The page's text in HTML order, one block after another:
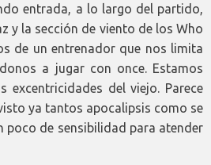
entrada, a lo largo del partido,
y la sección de viento de los Who
de un entrenador que nos limita
a jugar con once. Estamos
excentricidades del viejo. Parece
ya tantos apocalipsis como se
poco de sensibilidad para atender